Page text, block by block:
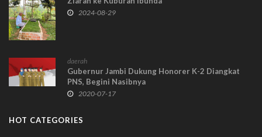
2024-08-29
daerah
Gubernur Jambi Dukung Honorer K-2 Diangkat
PNS, Begini Nasibnya
2020-07-17
HOT CATEGORIES